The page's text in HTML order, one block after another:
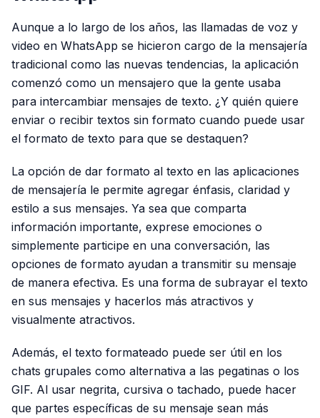
Aunque a lo largo de los años, las llamadas de voz y
video en WhatsApp se hicieron cargo de la mensajería
tradicional como las nuevas tendencias, la aplicación
comenzó como un mensajero que la gente usaba
para intercambiar mensajes de texto. ¿Y quién quiere
enviar o recibir textos sin formato cuando puede usar
el formato de texto para que se destaquen?
La opción de dar formato al texto en las aplicaciones
de mensajería le permite agregar énfasis, claridad y
estilo a sus mensajes. Ya sea que comparta
información importante, exprese emociones o
simplemente participe en una conversación, las
opciones de formato ayudan a transmitir su mensaje
de manera efectiva. Es una forma de subrayar el texto
en sus mensajes y hacerlos más atractivos y
visualmente atractivos.
Además, el texto formateado puede ser útil en los
chats grupales como alternativa a las pegatinas o los
GIF. Al usar negrita, cursiva o tachado, puede hacer
que partes específicas de su mensaje sean más